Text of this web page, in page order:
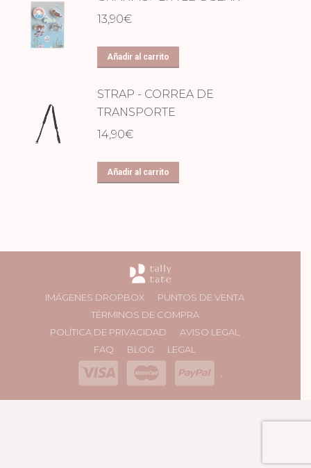
13,90€
Añadir al carrito
STRAP - CORREA DE
TRANSPORTE
14,90€
Añadir al carrito
IMÁGENES DROPBOX
PUNTOS DE VENTA
TÉRMINOS DE COMPRA
POLÍTICA DE PRIVACIDAD
AVISO LEGAL
FAQ
BLOG LEGAL